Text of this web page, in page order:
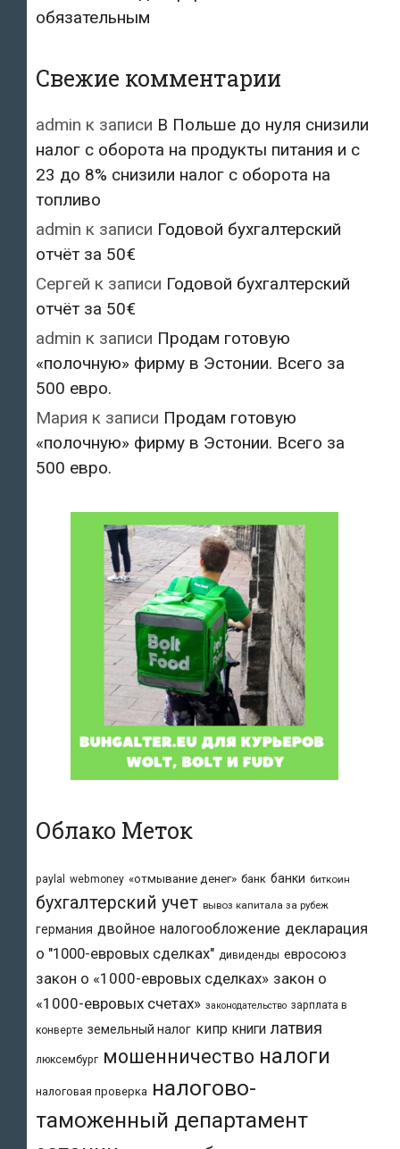
обязательным
Свежие комментарии
admin к записи В Польше до нуля снизили
налог с оборота на продукты питания и с
23 до 8% снизили налог с оборота на
топливо
admin к записи Годовой бухгалтерский
отчёт за 50€
Сергей к записи Годовой бухгалтерский
отчёт за 50€
admin к записи Продам готовую
«полочную» фирму в Эстонии. Всего за
500 евро.
Мария к записи Продам готовую
«полочную» фирму в Эстонии. Всего за
500 евро.
Облако Меток
paylal webmoney «отмывание денег» банк банки биткоин
бухгалтерский учет вывоз капитала за рубеж
германия двойное налогообложение декларация
о "1000-евровых сделках" дивиденды евросоюз
закон о «1000-евровых сделках» закон о
«1000-евровых счетах» законодательство зарплата в
конверте земельный налог кипр книги латвия
люксембург мошенничество налоги
налоговая проверка налогово-
таможенный департамент